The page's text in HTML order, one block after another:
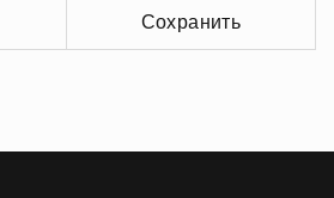
Сохранить